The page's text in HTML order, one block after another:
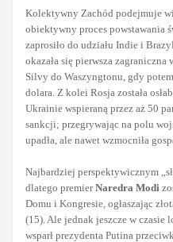
Kolektywny Zachód podejmuje
obiektywny proces powstawania
zaprosiło do udziału Indie i
okazała się pierwsza
Silvy do Waszyngtonu, gdy
dolara. Z kolei Rosja została
Ukrainie wspieraną przez aż 50
sankcji; przegrywając na polu
upadła, ale nawet wzmocniła
Najbardziej perspektywicznym
dlatego premierNaredra Modi
Domu i Kongresie, ogłaszając
(15). Ale jednak jeszcze w
wsparł prezydenta Putina